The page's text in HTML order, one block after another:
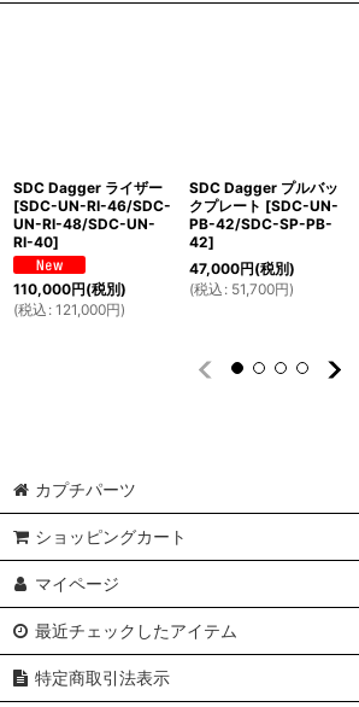
SDC Dagger ライザー
[SDC-UN-RI-46/SDC-
UN-RI-48/SDC-UN-
RI-40]
110,000円(税別)
(税込 : 121,000円)
SDC Dagger プルバッ
クプレート [SDC-UN-
PB-42/SDC-SP-PB-
42]
47,000円(税別)
(税込 : 51,700円)
カプチパーツ
ショッピングカート
マイページ
最近チェックしたアイテム
特定商取引法表示